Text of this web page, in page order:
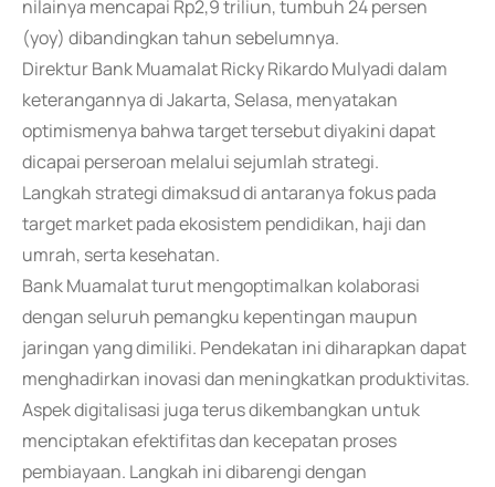
nilainya mencapai Rp2,9 triliun, tumbuh 24 persen
(yoy) dibandingkan tahun sebelumnya.
Direktur Bank Muamalat Ricky Rikardo Mulyadi dalam
keterangannya di Jakarta, Selasa, menyatakan
optimismenya bahwa target tersebut diyakini dapat
dicapai perseroan melalui sejumlah strategi.
Langkah strategi dimaksud di antaranya fokus pada
target market pada ekosistem pendidikan, haji dan
umrah, serta kesehatan.
Bank Muamalat turut mengoptimalkan kolaborasi
dengan seluruh pemangku kepentingan maupun
jaringan yang dimiliki. Pendekatan ini diharapkan dapat
menghadirkan inovasi dan meningkatkan produktivitas.
Aspek digitalisasi juga terus dikembangkan untuk
menciptakan efektifitas dan kecepatan proses
pembiayaan. Langkah ini dibarengi dengan